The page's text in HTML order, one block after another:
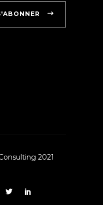
2021